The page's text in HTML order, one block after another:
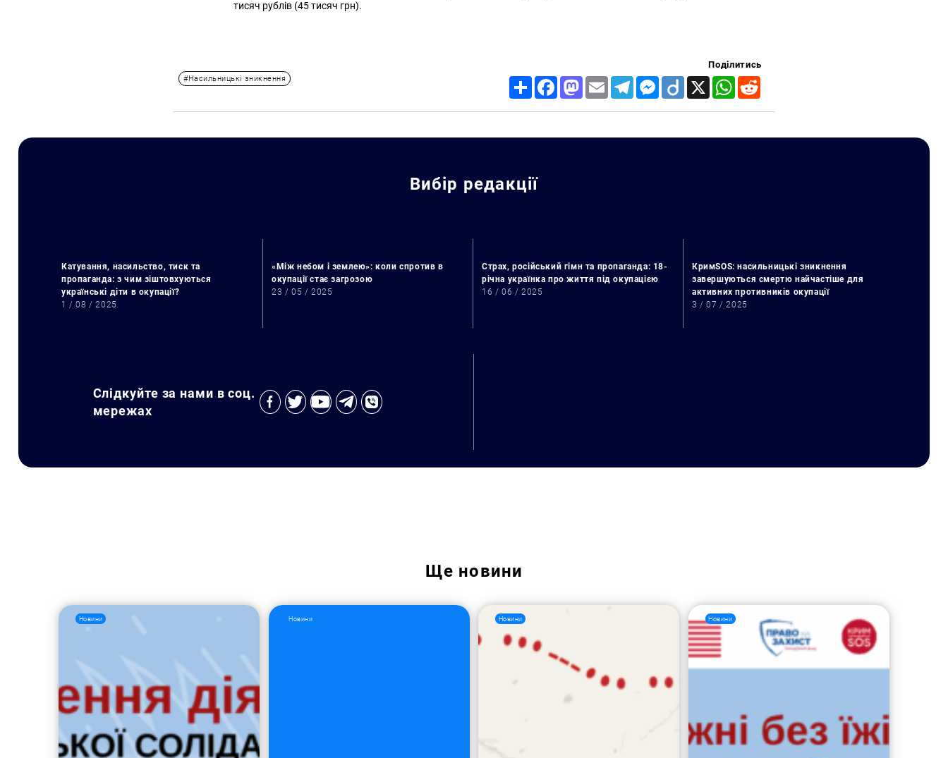
тисяч рублів (45 тисяч грн).
#Насильницькі зникнення
Поділитись
Share FacebookMastodon
Email TelegramMessenger
Diigo X WhatsApp
Вибір редакції
Катування, насильство, тиск та
пропаганда: з чим зіштовхуються
українські діти в окупації?
1 / 08 / 2025
«Між небом і землею»: коли спротив в
окупації стає загрозою
23 / 05 / 2025
Страх, російський гімн та пропаганда: 18-
річна українка про життя під окупацією
16 / 06 / 2025
КримSOS: насильницькі зникнення
завершуються смертю найчастіше для
активних противників окупації
3 / 07 / 2025
Слідкуйте за нами в соц.
мережах
Ще новини
Новини Новини Новини Новини